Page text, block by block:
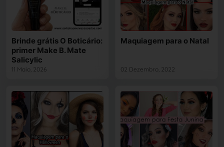
Brinde grátis O Boticário:
primer Make B. Mate
Salicylic
11 Maio, 2026
Maquiagem para o Natal
02 Dezembro, 2022